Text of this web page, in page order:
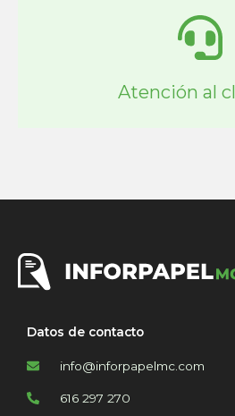
Atención al
Datos de contacto
info@inforpapelmc.com
616 297 270